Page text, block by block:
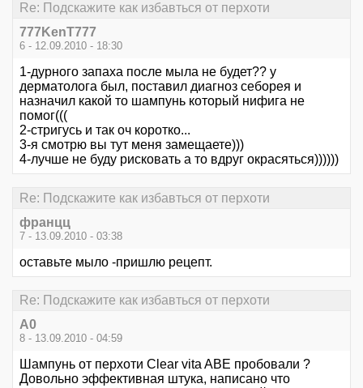
Re: Подскажите как избавться от перхоти
777KenT777
6 - 12.09.2010 - 18:30
1-дурного запаха после мыла не будет?? у
дерматолога был, поставил диагноз себорея и
назначил какой то шампунь который нифига не
помог(((
2-стригусь и так оч коротко...
3-я смотрю вы тут меня замещаете)))
4-лучше не буду рисковать а то вдруг окрасяться))))))
Re: Подскажите как избавться от перхоти
францц
7 - 13.09.2010 - 03:38
оставьте мыло -пришлю рецепт.
Re: Подскажите как избавться от перхоти
А0
8 - 13.09.2010 - 04:59
Шампунь от перхоти Clear vita ABE пробовали ?
Довольно эффективная штука, написано что